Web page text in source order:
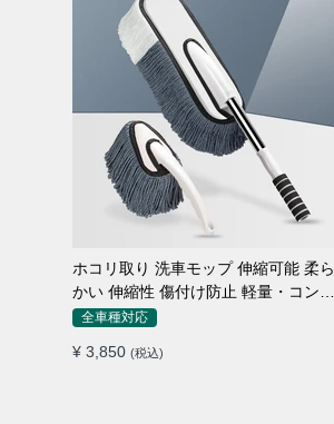
ホコリ取り 洗車モップ 伸縮可能 柔ら
かい 伸縮性 傷付け防止 軽量・コンパ
クト
全車種対応
¥ 3,850 (税込)